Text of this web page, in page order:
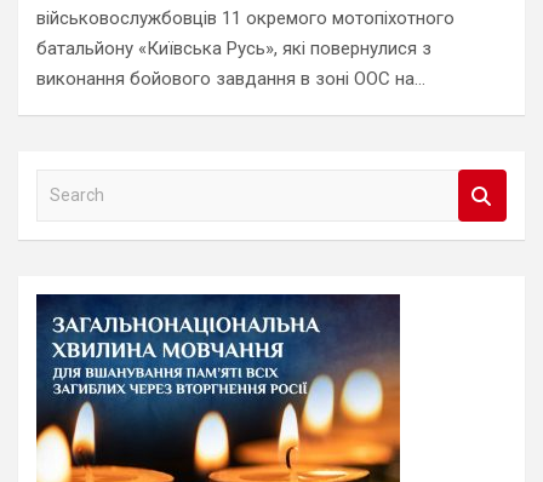
військовослужбовців 11 окремого мотопіхотного
батальйону «Київська Русь», які повернулися з
виконання бойового завдання в зоні ООС на…
a